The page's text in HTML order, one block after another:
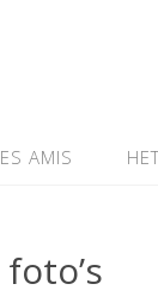
AMIS